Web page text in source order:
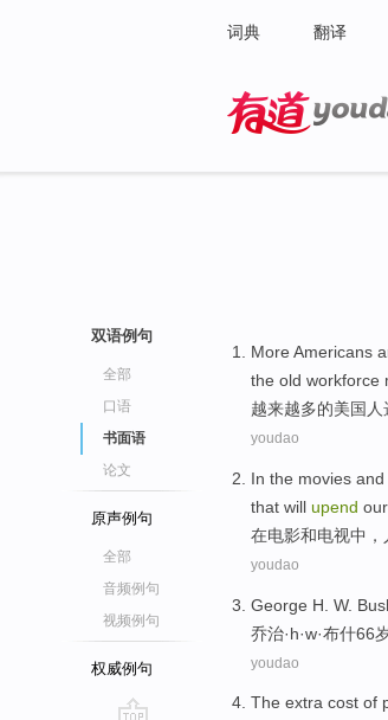
词典 翻译
双语例句
全部
口语
书面语
论文
原声例句
全部
音频例句
视频例句
权威例句
More Americans
the old workforce
越来越多的美国 人
youdao
In the movies and
that will upend our
在电影和电视中，
youdao
George H. W.
乔治·h·w·布什66
youdao
The extra cost of